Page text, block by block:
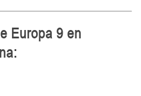
Europa 9 en